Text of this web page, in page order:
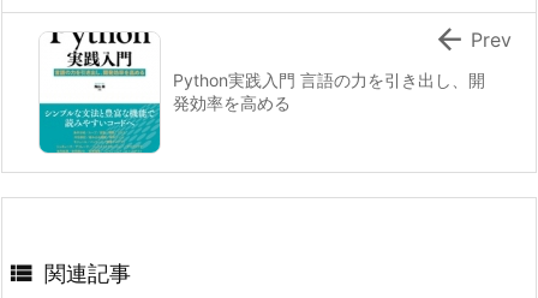
Python実践入門 言語の力を引き出し、開
発効率を高める
 Prev
 関連記事